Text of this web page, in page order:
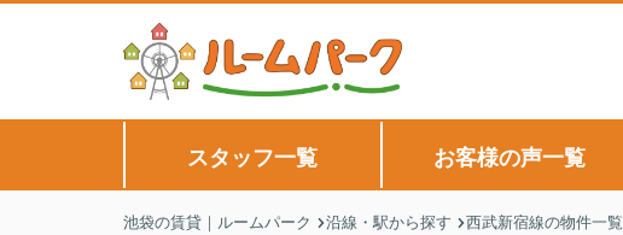
スタッフ一覧 お客様の声一覧
池袋の賃貸｜ルームパーク 沿線・駅から探す 西武新宿線の物件一覧